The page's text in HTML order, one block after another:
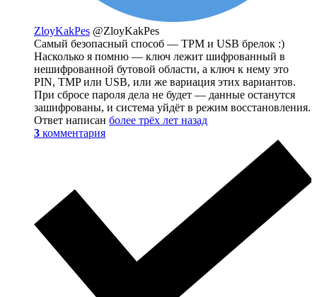
ZloyKakPes @ZloyKakPes
Самый безопасный способ — ТРМ и USB брелок :)
Насколько я помню — ключ лежит шифрованный в
нешифрованной бутовой области, а ключ к нему это
PIN, TMP или USB, или же вариация этих вариантов.
При сбросе пароля дела не будет — данные останутся
зашифрованы, и система уйдёт в режим восстановления.
Ответ написан более трёх лет назад
3 комментария